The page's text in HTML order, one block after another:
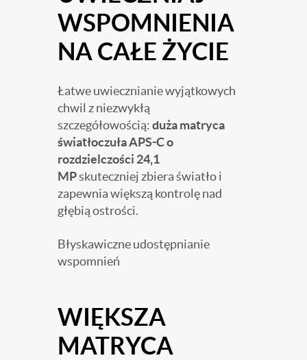
WSPOMNIENIA
NA CAŁE ŻYCIE
Łatwe uwiecznianie wyjątkowych
chwil z niezwykłą
szczegółowością:duża matryca
światłoczuła APS-C o
rozdzielczości 24,1
MPskuteczniej zbiera światło i
zapewnia większą kontrolę nad
głębią ostrości.
Błyskawiczne udostępnianie
wspomnień
WIĘKSZA
MATRYCA